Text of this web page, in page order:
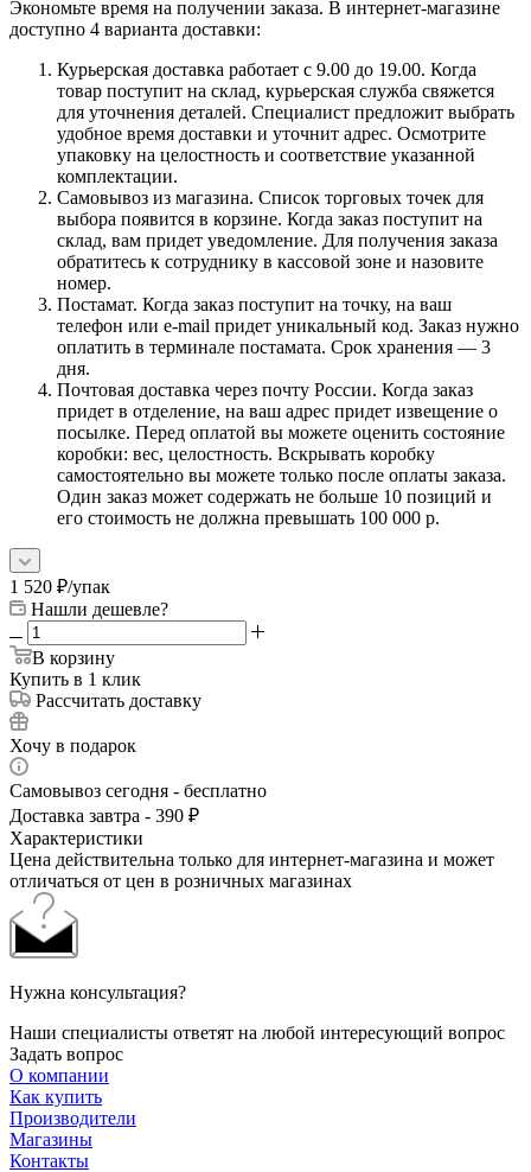
Экономьте время на получении заказа. В интернет-магазине
доступно 4 варианта доставки:
Курьерская доставка работает с 9.00 до 19.00. Когда
товар поступит на склад, курьерская служба свяжется
для уточнения деталей. Специалист предложит выбрать
удобное время доставки и уточнит адрес. Осмотрите
упаковку на целостность и соответствие указанной
комплектации.
Самовывоз из магазина. Список торговых точек для
выбора появится в корзине. Когда заказ поступит на
склад, вам придет уведомление. Для получения заказа
обратитесь к сотруднику в кассовой зоне и назовите
номер.
Постамат. Когда заказ поступит на точку, на ваш
телефон или e-mail придет уникальный код. Заказ нужно
оплатить в терминале постамата. Срок хранения — 3
дня.
Почтовая доставка через почту России. Когда заказ
придет в отделение, на ваш адрес придет извещение о
посылке. Перед оплатой вы можете оценить состояние
коробки: вес, целостность. Вскрывать коробку
самостоятельно вы можете только после оплаты заказа.
Один заказ может содержать не больше 10 позиций и
его стоимость не должна превышать 100 000 р.
1 520 ₽/упак
Нашли дешевле?
В корзину
Купить в 1 клик
Рассчитать доставку
Хочу в подарок
Самовывоз сегодня - бесплатно
Доставка завтра - 390 ₽
Характеристики
Цена действительна только для интернет-магазина и может
отличаться от цен в розничных магазинах
Нужна консультация?
Наши специалисты ответят на любой интересующий вопрос
Задать вопрос
О компании
Как купить
Производители
Магазины
Контакты